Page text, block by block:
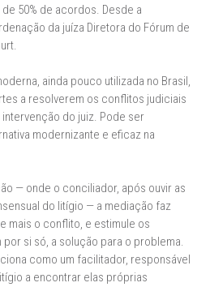
50% de acordos. Desde a
da juíza Diretora do Fórum de
ainda pouco utilizada no Brasil,
a resolverem os conflitos judiciais
do juiz. Pode ser
modernizante e eficaz na
— onde o conciliador, após ouvir as
do litígio — a mediação faz
mais o conflito, e estimule os
si só, a solução para o problema.
como um facilitador, responsável
a encontrar elas próprias